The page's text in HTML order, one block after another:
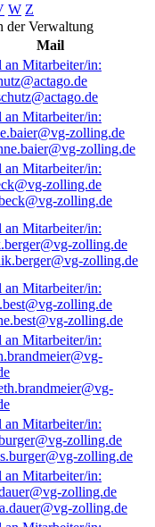
W Z
der Verwaltung
Mail
zolling.de
zolling.de
zolling.de
zolling.de
zolling.de
zolling.de